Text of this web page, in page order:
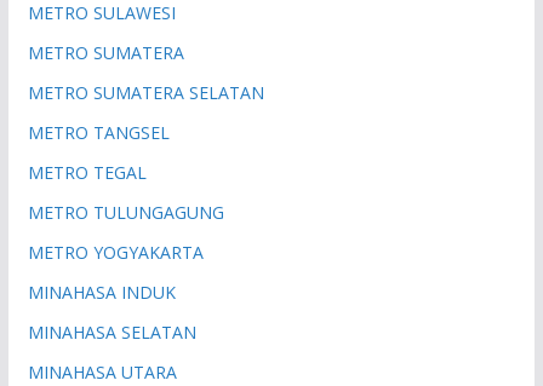
METRO SULAWESI
METRO SUMATERA
METRO SUMATERA SELATAN
METRO TANGSEL
METRO TEGAL
METRO TULUNGAGUNG
METRO YOGYAKARTA
MINAHASA INDUK
MINAHASA SELATAN
MINAHASA UTARA